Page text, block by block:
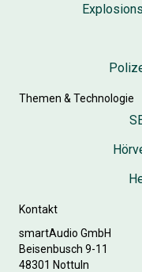
Themen & Technologie
Kontakt
smartAudio GmbH
Beisenbusch 9-11
48301 Nottuln